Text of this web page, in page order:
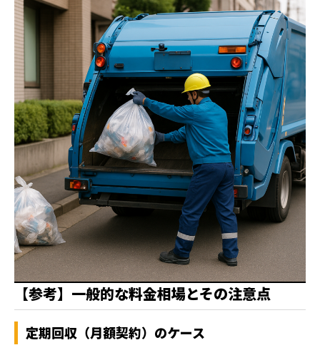
【参考】一般的な料金相場とその注意点
定期回収（月額契約）のケース